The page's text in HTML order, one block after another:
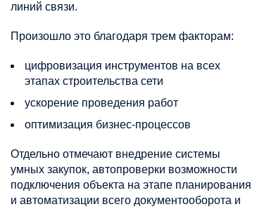
линий связи.
Произошло это благодаря трем факторам:
цифровизация инструментов на всех
этапах строительства сети
ускорение проведения работ
оптимизация бизнес-процессов
Отдельно отмечают внедрение системы
умных закупок, автопроверки возможности
подключения объекта на этапе планирования
и автоматизации всего документооборота и